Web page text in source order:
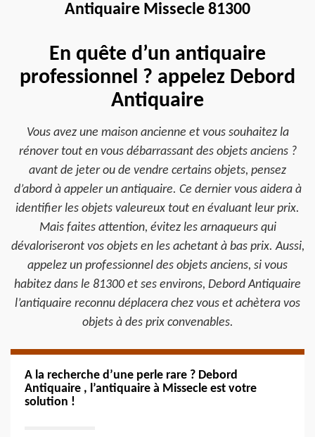
Antiquaire Missecle 81300
En quête d’un antiquaire
professionnel ? appelez Debord
Antiquaire
Vous avez une maison ancienne et vous souhaitez la
rénover tout en vous débarrassant des objets anciens ?
avant de jeter ou de vendre certains objets, pensez
d’abord à appeler un antiquaire. Ce dernier vous aidera à
identifier les objets valeureux tout en évaluant leur prix.
Mais faites attention, évitez les arnaqueurs qui
dévaloriseront vos objets en les achetant à bas prix. Aussi,
appelez un professionnel des objets anciens, si vous
habitez dans le 81300 et ses environs, Debord Antiquaire
l’antiquaire reconnu déplacera chez vous et achètera vos
objets à des prix convenables.
A la recherche d’une perle rare ? Debord
Antiquaire , l’antiquaire à Missecle est votre
solution !